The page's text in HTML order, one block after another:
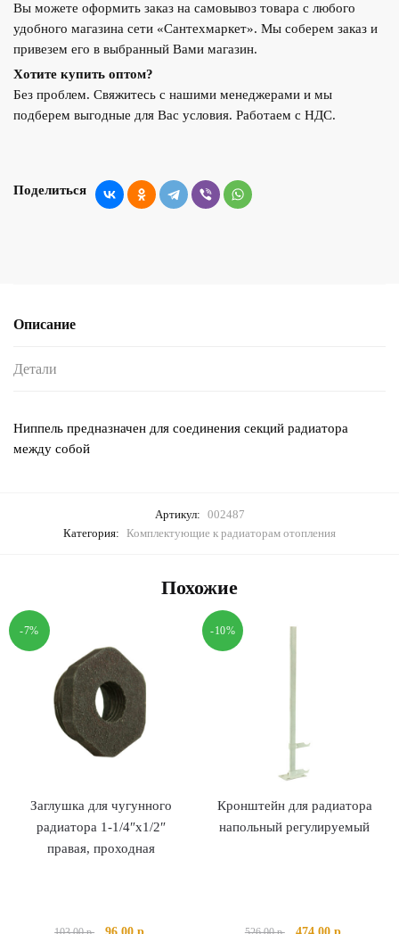
Вы можете оформить заказ на самовывоз товара с любого
удобного магазина сети «Сантехмаркет». Мы соберем заказ и
привезем его в выбранный Вами магазин.
Хотите купить оптом?
Без проблем. Свяжитесь с нашими менеджерами и мы
подберем выгодные для Вас условия. Работаем с НДС.
Поделиться
Описание
Детали
Ниппель предназначен для соединения секций радиатора
между собой
Артикул: 002487
Категория: Комплектующие к радиаторам отопления
Похожие
-7%
Заглушка для чугунного
радиатора 1-1/4″х1/2″
правая, проходная
Первоначальная
-10%
Кронштейн для радиатора
напольный регулируемый
Первоначальная
Текущая